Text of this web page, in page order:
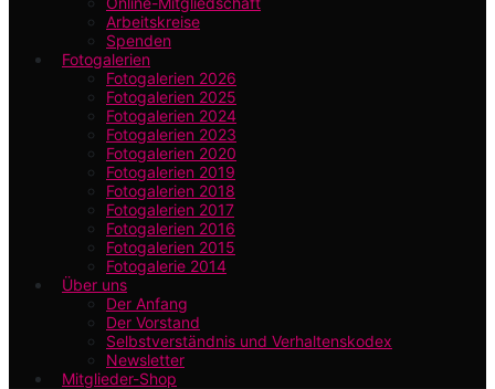
Arbeitskreise
Spenden
Fotogalerien
Fotogalerien 2026
Fotogalerien 2025
Fotogalerien 2024
Fotogalerien 2023
Fotogalerien 2020
Fotogalerien 2019
Fotogalerien 2018
Fotogalerien 2017
Fotogalerien 2016
Fotogalerien 2015
Fotogalerie 2014
Über uns
Der Anfang
Der Vorstand
Selbstverständnis und Verhaltenskodex
Newsletter
Mitglieder-Shop